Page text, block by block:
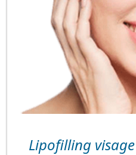
Lipofilling visage